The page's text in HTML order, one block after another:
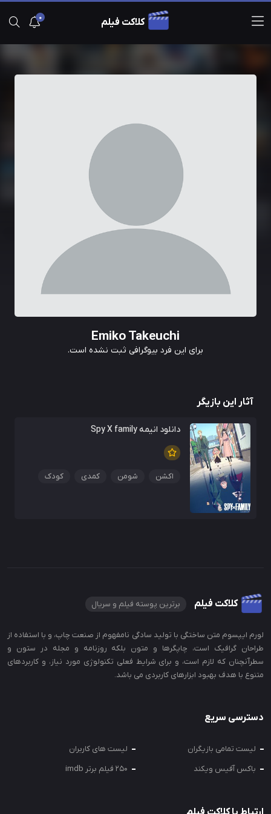
0 کلاکت فیلم
Emiko Takeuchi
برای این فرد بیوگرافی ثبت نشده است.
آثار این بازیگر
دانلود انیمه Spy X family
اکشن شومن کمدی کودک
کلاکت فیلم برترین پوسته فیلم و سریال
لورم ایپسوم متن ساختگی با تولید سادگی نامفهوم از صنعت چاپ، و با استفاده از
طراحان گرافیک است، چاپگرها و متون بلکه روزنامه و مجله در ستون و
سطرآنچنان که لازم است، و برای شرایط فعلی تکنولوژی مورد نیاز، و کاربردهای
متنوع با هدف بهبود ابزارهای کاربردی می باشد.
دسترسی سریع
لیست تمامی بازیگران
لیست های کاربران
باکس آفیس ویکند
250 فیلم برتر imdb